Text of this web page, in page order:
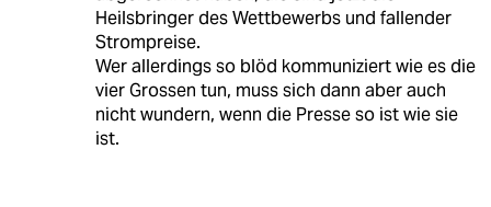
Heilsbringer des Wettbewerbs und fallender
Strompreise.
Wer allerdings so blöd kommuniziert wie es die
vier Grossen tun, muss sich dann aber auch
nicht wundern, wenn die Presse so ist wie sie
ist.